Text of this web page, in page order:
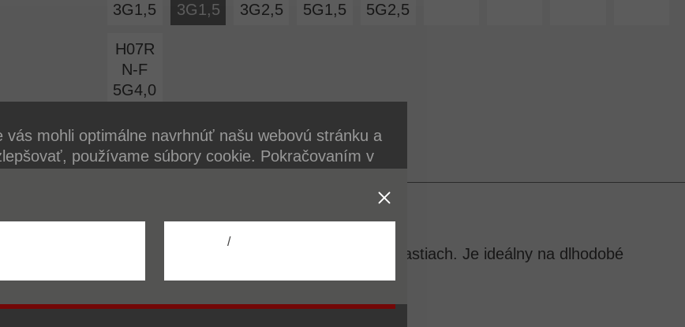
vás mohli optimálne navrhnúť našu webovú stránku a
používame súbory cookie. Pokračovaním v
údajov
/
3G1,5
3G1,5
3G2,5
5G1,5
5G2,5
H07R
N-F
5G4,0
svojou kvalitou a bezpečnosťou vo všetkých oblastiach. Je ideálny na dlhodobé